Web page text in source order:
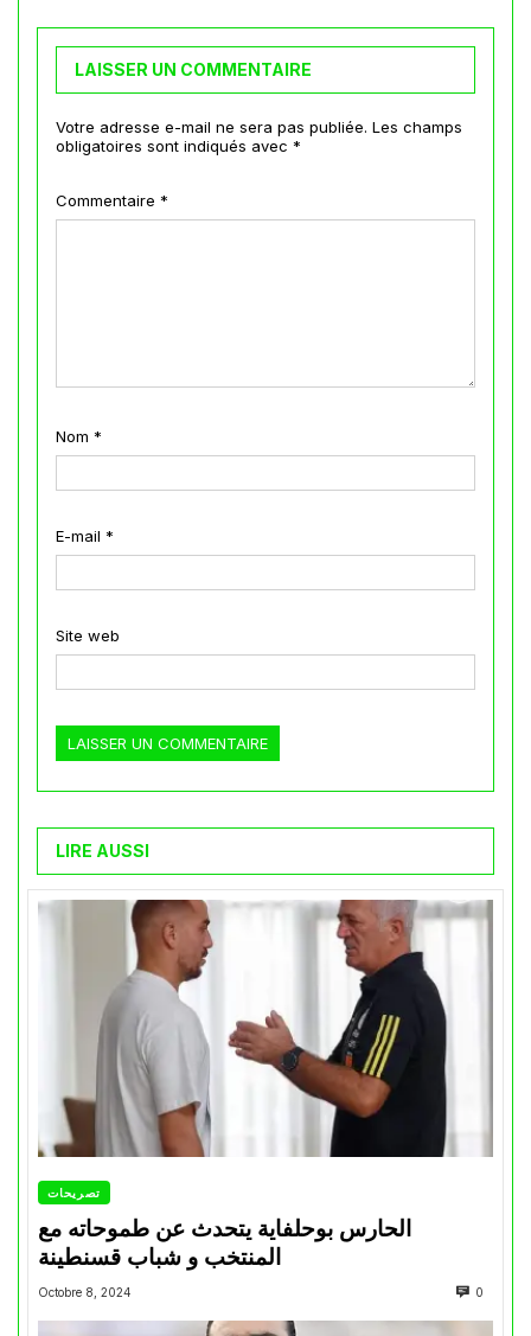
LAISSER UN COMMENTAIRE
Votre adresse e-mail ne sera pas publiée. Les champs
obligatoires sont indiqués avec *
Commentaire *
Nom *
E-mail *
Site web
LIRE AUSSI
تصريحات
الحارس بوحلفاية يتحدث عن طموحاته مع
المنتخب و شباب قسنطينة
Octobre 8, 2024 0